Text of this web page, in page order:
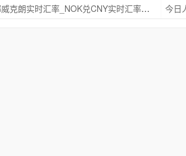
今日人民币兑挪威克朗实时汇率_NOK兑CNY实时汇率查询 2025年09月21日